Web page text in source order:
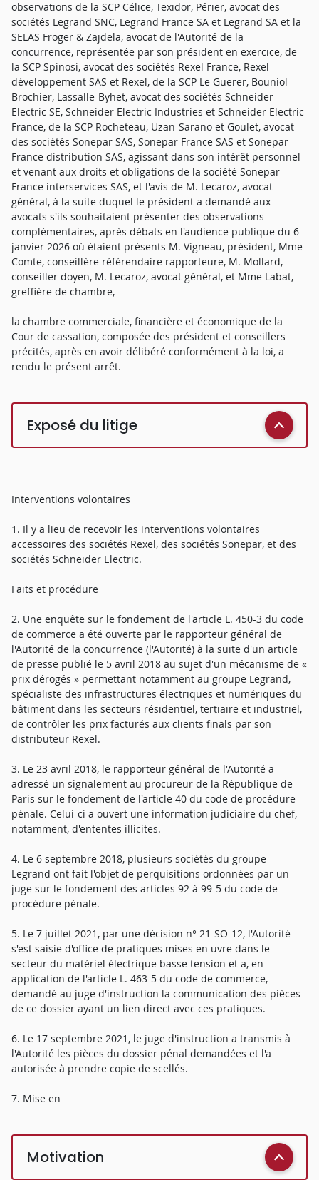
observations de la SCP Célice, Texidor, Périer, avocat des
sociétés Legrand SNC, Legrand France SA et Legrand SA et la
SELAS Froger & Zajdela, avocat de l'Autorité de la
concurrence, représentée par son président en exercice, de
la SCP Spinosi, avocat des sociétés Rexel France, Rexel
développement SAS et Rexel, de la SCP Le Guerer, Bouniol-
Brochier, Lassalle-Byhet, avocat des sociétés Schneider
Electric SE, Schneider Electric Industries et Schneider Electric
France, de la SCP Rocheteau, Uzan-Sarano et Goulet, avocat
des sociétés Sonepar SAS, Sonepar France SAS et Sonepar
France distribution SAS, agissant dans son intérêt personnel
et venant aux droits et obligations de la société Sonepar
France interservices SAS, et l'avis de M. Lecaroz, avocat
général, à la suite duquel le président a demandé aux
avocats s'ils souhaitaient présenter des observations
complémentaires, après débats en l'audience publique du 6
janvier 2026 où étaient présents M. Vigneau, président, Mme
Comte, conseillère référendaire rapporteure, M. Mollard,
conseiller doyen, M. Lecaroz, avocat général, et Mme Labat,
greffière de chambre,
la chambre commerciale, financière et économique de la
Cour de cassation, composée des président et conseillers
précités, après en avoir délibéré conformément à la loi, a
rendu le présent arrêt.
Exposé du litige
Interventions volontaires
1. Il y a lieu de recevoir les interventions volontaires
accessoires des sociétés Rexel, des sociétés Sonepar, et des
sociétés Schneider Electric.
Faits et procédure
2. Une enquête sur le fondement de l'article L. 450-3 du code
de commerce a été ouverte par le rapporteur général de
l'Autorité de la concurrence (l'Autorité) à la suite d'un article
de presse publié le 5 avril 2018 au sujet d'un mécanisme de «
prix dérogés » permettant notamment au groupe Legrand,
spécialiste des infrastructures électriques et numériques du
bâtiment dans les secteurs résidentiel, tertiaire et industriel,
de contrôler les prix facturés aux clients finals par son
distributeur Rexel.
3. Le 23 avril 2018, le rapporteur général de l'Autorité a
adressé un signalement au procureur de la République de
Paris sur le fondement de l'article 40 du code de procédure
pénale. Celui-ci a ouvert une information judiciaire du chef,
notamment, d'ententes illicites.
4. Le 6 septembre 2018, plusieurs sociétés du groupe
Legrand ont fait l'objet de perquisitions ordonnées par un
juge sur le fondement des articles 92 à 99-5 du code de
procédure pénale.
5. Le 7 juillet 2021, par une décision n° 21-SO-12, l'Autorité
s'est saisie d'office de pratiques mises en uvre dans le
secteur du matériel électrique basse tension et a, en
application de l'article L. 463-5 du code de commerce,
demandé au juge d'instruction la communication des pièces
de ce dossier ayant un lien direct avec ces pratiques.
6. Le 17 septembre 2021, le juge d'instruction a transmis à
l'Autorité les pièces du dossier pénal demandées et l'a
autorisée à prendre copie de scellés.
7. Mise en
Motivation